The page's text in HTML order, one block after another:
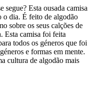
segue? Esta ousada camisa
o dia. É feito de algodão
sobre os seus calções de
Esta camisa foi feita
todos os géneros que foi
e formas em mente.
cultura de algodão mais